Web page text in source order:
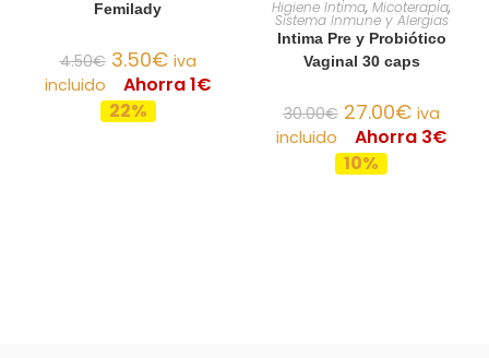
Femilady
4.50€ 3.50€ iva
incluido
Ahorra 1€
22%
Higiene Intima, Micoterapia,
Sistema Inmune y Alergias
Intima Pre y Probiótico
Vaginal 30 caps
30.00€ 27.00€ iva
incluido
Ahorra 3€
10%